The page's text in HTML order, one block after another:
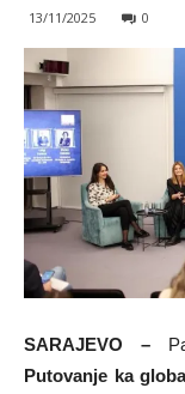
13/11/2025 0
SARAJEVO –
Putovanje ka